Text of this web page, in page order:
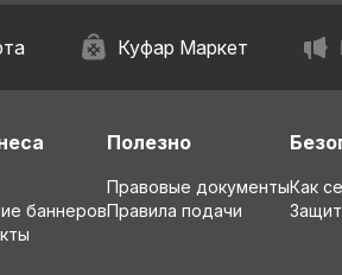
Куфар Маркет
баннеров
Полезно
Правовые документы
Правила подачи
Как